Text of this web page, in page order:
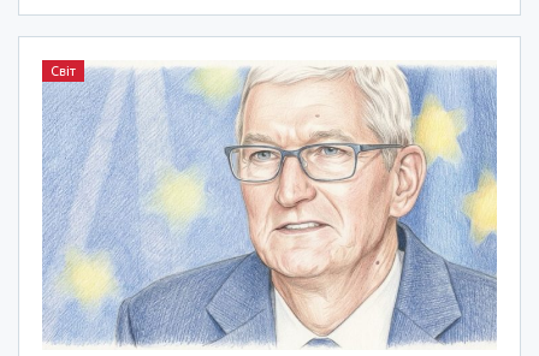
Світ